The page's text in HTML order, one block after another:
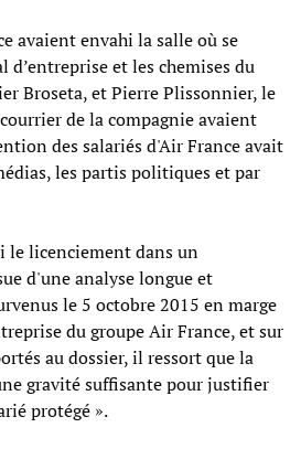
avaient envahi la salle où se
et les chemises du
Broseta, et Pierre Plissonnier, le
de la compagnie avaient
des salariés d'Air France avait
les partis politiques et par
licenciement dans un
d'une analyse longue et
le 5 octobre 2015 en marge
du groupe Air France, et sur
au dossier, il ressort que la
gravité suffisante pour justifier
protégé ».